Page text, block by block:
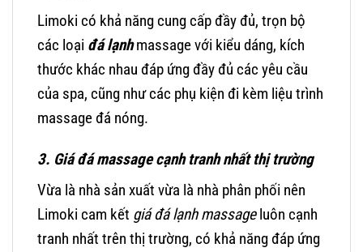
Limoki có khả năng cung cấp đầy đủ, trọn bộ
các loại đá lạnh massage với kiểu dáng, kích
thước khác nhau đáp ứng đầy đủ các yêu cầu
của spa, cũng như các phụ kiện đi kèm liệu trình
massage đá nóng.
3. Giá đá massage cạnh tranh nhất thị trường
Vừa là nhà sản xuất vừa là nhà phân phối nên
Limoki cam kết giá đá lạnh massageluôn cạnh
tranh nhất trên thị trường, có khả năng đáp ứng